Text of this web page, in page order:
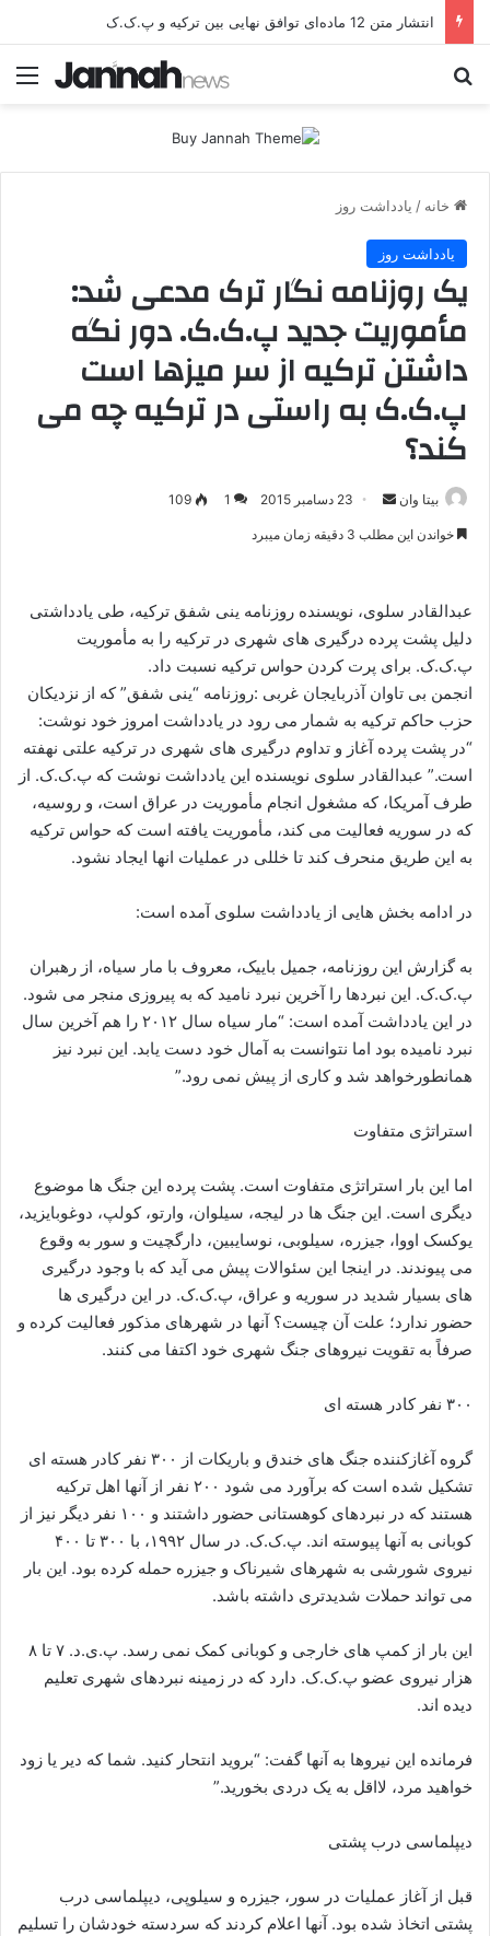
انتشار متن 12 ماده‌ای توافق نهایی بین ترکیه و پ.ک.ک
خانه / یادداشت روز
یادداشت روز
یک روزنامه نگار ترک مدعی شد:
مأموریت جدید پ.ک.ک. دور نگه
داشتن ترکیه از سر میزها است
پ.ک.ک به راستی در ترکیه چه می
کند؟
بیتا وان
ر
ی
ل
23 دسامبر 2015 1
109
خواندن این مطلب 3 دقیقه زمان میبرد
عبدالقادر سلوی، نویسنده روزنامه ینی شفق ترکیه، طی یادداشتی
دلیل پشت پرده درگیری های شهری در ترکیه را به مأموریت
پ.ک.ک. برای پرت کردن حواس ترکیه نسبت داد.
انجمن بی تاوان آذربایجان غربی :روزنامه “ینی شفق” که از نزدیکان
حزب حاکم ترکیه به شمار می رود در یادداشت امروز خود نوشت:
“در پشت پرده آغاز و تداوم درگیری های شهری در ترکیه علتی نهفته
است.” عبدالقادر سلوی نویسنده این یادداشت نوشت که پ.ک.ک. از
طرف آمریکا، که مشغول انجام مأموریت در عراق است، و روسیه،
که در سوریه فعالیت می کند، مأموریت یافته است که حواس ترکیه
به این طریق منحرف کند تا خللی در عملیات انها ایجاد نشود.
در ادامه بخش هایی از یادداشت سلوی آمده است:
به گزارش این روزنامه، جمیل باییک، معروف با مار سیاه، از رهبران
پ.ک.ک. این نبردها را آخرین نبرد نامید که به پیروزی منجر می شود.
در این یادداشت آمده است: “مار سیاه سال ۲۰۱۲ را هم آخرین سال
نبرد نامیده بود اما نتوانست به آمال خود دست یابد. این نبرد نیز
همانطورخواهد شد و کاری از پیش نمی رود.”
استراتژی متفاوت
اما این بار استراتژی متفاوت است. پشت پرده این جنگ ها موضوع
دیگری است. این جنگ ها در لیجه، سیلوان، وارتو، کولپ، دوغوبایزید،
یوکسک اووا، جیزره، سیلوبی، نوسایبین، دارگچیت و سور به وقوع
می پیوندند. در اینجا این سئوالات پیش می آید که با وجود درگیری
های بسیار شدید در سوریه و عراق، پ.ک.ک. در این درگیری ها
حضور ندارد؛ علت آن چیست؟ آنها در شهرهای مذکور فعالیت کرده و
صرفاً به تقویت نیروهای جنگ شهری خود اکتفا می کنند.
۳۰۰ نفر کادر هسته ای
گروه آغازکننده جنگ های خندق و باریکات از ۳۰۰ نفر کادر هسته ای
تشکیل شده است که برآورد می شود ۲۰۰ نفر از آنها اهل ترکیه
هستند که در نبردهای کوهستانی حضور داشتند و ۱۰۰ نفر دیگر نیز از
کوبانی به آنها پیوسته اند. پ.ک.ک. در سال ۱۹۹۲، با ۳۰۰ تا ۴۰۰
نیروی شورشی به شهرهای شیرناک و جیزره حمله کرده بود. این بار
می تواند حملات شدیدتری داشته باشد.
این بار از کمپ های خارجی و کوبانی کمک نمی رسد. پ.ی.د. ۷ تا ۸
هزار نیروی عضو پ.ک.ک. دارد که در زمینه نبردهای شهری تعلیم
دیده اند.
فرمانده این نیروها به آنها گفت: “بروید انتحار کنید. شما که دیر یا زود
خواهید مرد، لااقل به یک دردی بخورید.”
دیپلماسی درب پشتی
قبل از آغاز عملیات در سور، جیزره و سیلوپی، دیپلماسی درب
پشتی اتخاذ شده بود. آنها اعلام کردند که سردسته خودشان را تسلیم